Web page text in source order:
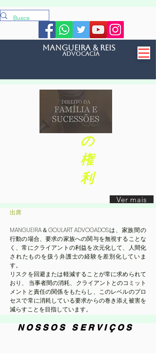
mangueira & reis
Advocacia
家
族
の
権
利
Ver mais
出席
MANGUEIRA＆GOULART ADVOGADOSは、家族間の
行動の場合、要求の家族への関与を無視することな
く、常にクライアントの利益を次元化して、人間化
されたものを扱う弁護士の経験を差別化していま
す。
リスクを回避または軽減することが常に求められて
おり、 当事者間の消耗、クライアントとのコミット
メントと責任の関係をもたらし、このレベルのプロ
セスで常に消耗している要求からの巻き添え被害を
減らすことを目指しています。
NOSSOS SERVIÇOS